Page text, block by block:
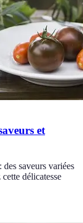
et
saveurs variées
délicatesse